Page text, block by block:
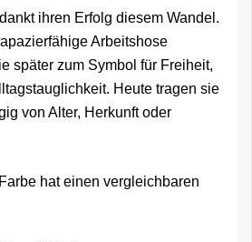
ihren Erfolg diesem Wandel.
Arbeitshose
später zum Symbol für Freiheit,
Heute tragen sie
von Alter, Herkunft oder
hat einen vergleichbaren